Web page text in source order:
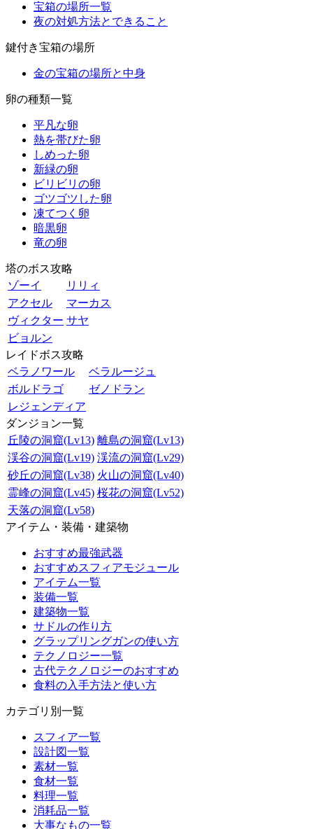
宝箱の場所一覧
夜の対処方法とできること
鍵付き宝箱の場所
金の宝箱の場所と中身
卵の種類一覧
平凡な卵
熱を帯びた卵
しめった卵
新緑の卵
ビリビリの卵
ゴツゴツした卵
凍てつく卵
暗黒卵
竜の卵
塔のボス攻略
ゾーイ
リリィ
アクセル
マーカス
ヴィクター サヤ
ビョルン
レイドボス攻略
ベラノワール
ベラルージュ
ボルドラゴ
ゼノドラン
レジェンディア
ダンジョン一覧
丘陵の洞窟(Lv13) 離島の洞窟(Lv13)
渓谷の洞窟(Lv19) 渓流の洞窟(Lv29)
砂丘の洞窟(Lv38) 火山の洞窟(Lv40)
霊峰の洞窟(Lv45) 桜花の洞窟(Lv52)
天落の洞窟(Lv58)
アイテム・装備・建築物
おすすめ最強武器
おすすめスフィアモジュール
アイテム一覧
装備一覧
建築物一覧
サドルの作り方
グラップリングガンの使い方
テクノロジー一覧
古代テクノロジーのおすすめ
食料の入手方法と使い方
カテゴリ別一覧
スフィア一覧
設計図一覧
素材一覧
食材一覧
料理一覧
消耗品一覧
大事なもの一覧